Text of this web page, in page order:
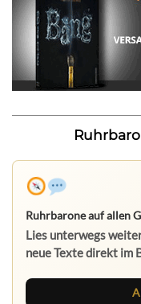
Ruhrbarone auf allen
Lies unterwegs
neue Texte direkt im